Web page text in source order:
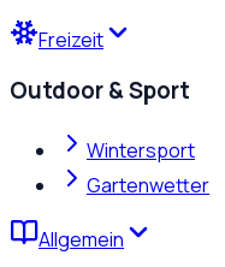
Freizeit
Outdoor & Sport
Wintersport
Gartenwetter
Allgemein